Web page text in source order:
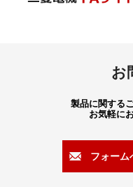
お
製品に関する
お気軽に
フォーム